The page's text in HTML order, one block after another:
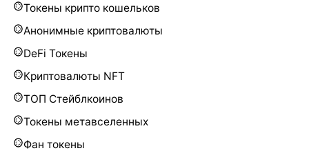
Токены крипто кошельков
Анонимные криптовалюты
DeFi Токены
Криптовалюты NFT
ТОП Стейблкоинов
Токены метавселенных
Фан токены